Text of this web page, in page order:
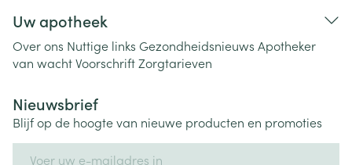
Uw apotheek
Over ons Nuttige links Gezondheidsnieuws Apotheker
van wachtVoorschriftZorgtarieven
Nieuwsbrief
Blijf op de hoogte van nieuwe producten en promoties